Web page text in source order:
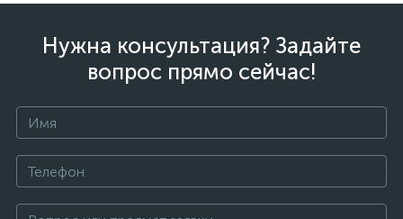
Нужна консультация? Задайте
вопрос прямо сейчас!